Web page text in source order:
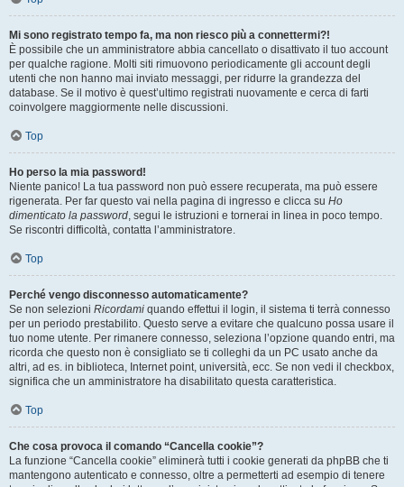
Mi sono registrato tempo fa, ma non riesco più a connettermi?!
È possibile che un amministratore abbia cancellato o disattivato il tuo account
per qualche ragione. Molti siti rimuovono periodicamente gli account degli
utenti che non hanno mai inviato messaggi, per ridurre la grandezza del
database. Se il motivo è quest’ultimo registrati nuovamente e cerca di farti
coinvolgere maggiormente nelle discussioni.
Top
Ho perso la mia password!
Niente panico! La tua password non può essere recuperata, ma può essere
rigenerata. Per far questo vai nella pagina di ingresso e clicca su Ho
dimenticato la password, segui le istruzioni e tornerai in linea in poco tempo.
Se riscontri difficoltà, contatta l’amministratore.
Top
Perché vengo disconnesso automaticamente?
Se non selezioni Ricordami quando effettui il login, il sistema ti terrà connesso
per un periodo prestabilito. Questo serve a evitare che qualcuno possa usare il
tuo nome utente. Per rimanere connesso, seleziona l’opzione quando entri, ma
ricorda che questo non è consigliato se ti colleghi da un PC usato anche da
altri, ad es. in biblioteca, Internet point, università, ecc. Se non vedi il checkbox,
significa che un amministratore ha disabilitato questa caratteristica.
Top
Che cosa provoca il comando “Cancella cookie”?
La funzione “Cancella cookie” eliminerà tutti i cookie generati da phpBB che ti
mantengono autenticato e connesso, oltre a permetterti ad esempio di tenere